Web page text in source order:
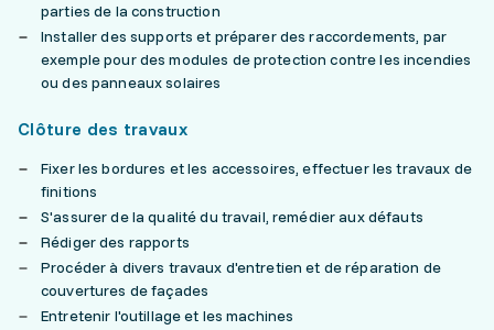
parties de la construction
Installer des supports et préparer des raccordements, par
exemple pour des modules de protection contre les incendies
ou des panneaux solaires
Clôture des travaux
Fixer les bordures et les accessoires, effectuer les travaux de
finitions
S'assurer de la qualité du travail, remédier aux défauts
Rédiger des rapports
Procéder à divers travaux d'entretien et de réparation de
couvertures de façades
Entretenir l'outillage et les machines